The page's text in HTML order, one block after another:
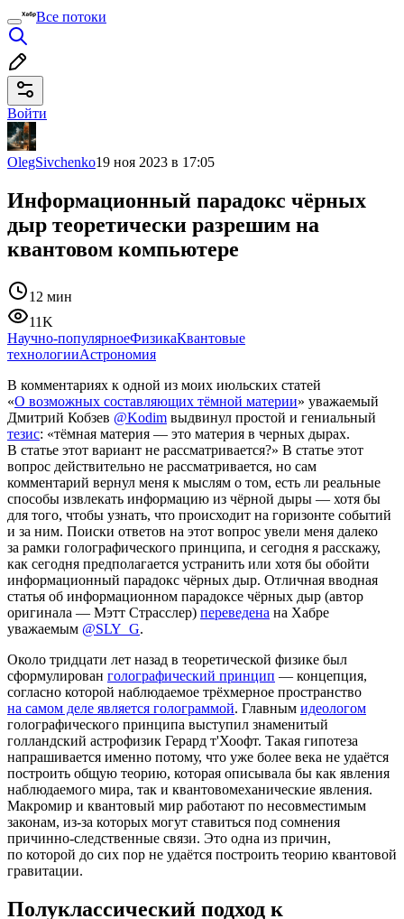
Все потоки
Войти
OlegSivchenko19 ноя 2023 в 17:05
Информационный парадокс чёрных
дыр теоретически разрешим на
квантовом компьютере
12 мин
11K
Научно-популярноеФизикаКвантовые
технологииАстрономия
В комментариях к одной из моих июльских статей
«О возможных составляющих тёмной материи» уважаемый
Дмитрий Кобзев @Kodim выдвинул простой и гениальный
тезис: «тёмная материя — это материя в черных дырах.
В статье этот вариант не рассматривается?» В статье этот
вопрос действительно не рассматривается, но сам
комментарий вернул меня к мыслям о том, есть ли реальные
способы извлекать информацию из чёрной дыры — хотя бы
для того, чтобы узнать, что происходит на горизонте событий
и за ним. Поиски ответов на этот вопрос увели меня далеко
за рамки голографического принципа, и сегодня я расскажу,
как сегодня предполагается устранить или хотя бы обойти
информационный парадокс чёрных дыр. Отличная вводная
статья об информационном парадоксе чёрных дыр (автор
оригинала — Мэтт Страсслер) переведена на Хабре
уважаемым @SLY_G.
Около тридцати лет назад в теоретической физике был
сформулирован голографический принцип — концепция,
согласно которой наблюдаемое трёхмерное пространство
на самом деле является голограммой. Главным идеологом
голографического принципа выступил знаменитый
голландский астрофизик Герард т'Хоофт. Такая гипотеза
напрашивается именно потому, что уже более века не удаётся
построить общую теорию, которая описывала бы как явления
наблюдаемого мира, так и квантовомеханические явления.
Макромир и квантовый мир работают по несовместимым
законам, из‑за которых могут ставиться под сомнения
причинно‑следственные связи. Это одна из причин,
по которой до сих пор не удаётся построить теорию квантовой
гравитации.
Полуклассический подход к